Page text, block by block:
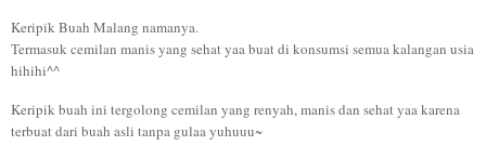
Keripik Buah Malang namanya.
Termasuk cemilan manis yang sehat yaa buat di konsumsi semua kalangan usia
hihihi^^
Keripik buah ini tergolong cemilan yang renyah, manis dan sehat yaa karena
terbuat dari buah asli tanpa gulaa yuhuuu~